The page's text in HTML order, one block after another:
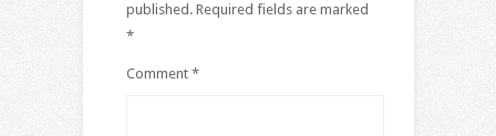
published. Required fields are marked
*
Comment *